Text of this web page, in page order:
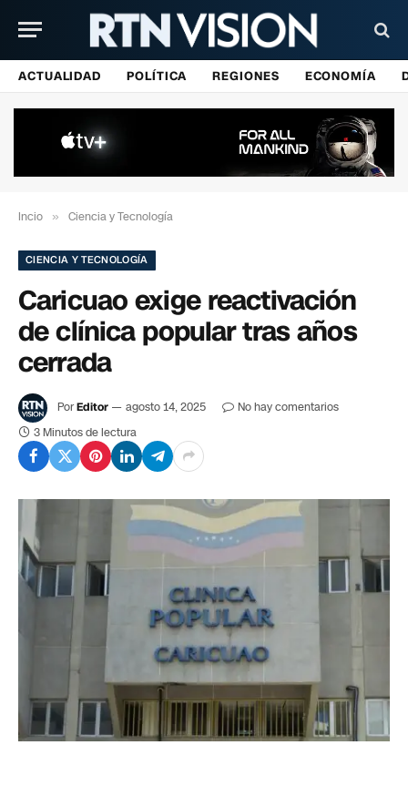
ACTUALIDAD POLÍTICA REGIONES ECONOMÍA
Incio » Ciencia y Tecnología
CIENCIA Y TECNOLOGÍA
Caricuao exige reactivación
de clínica popular tras años
cerrada
PorEditor agosto 14, 2025
No hay comentarios
3 Minutos de lectura